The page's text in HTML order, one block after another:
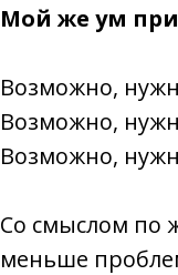
Мой же ум
Возможно,
Возможно,
Возможно,
Со смыслом по
меньше